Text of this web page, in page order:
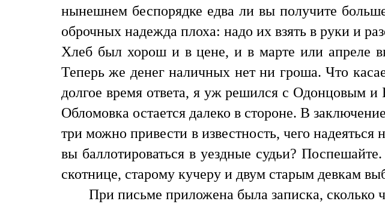
нынешнем беспорядке едва ли вы получите
оброчных надежда плоха: надо их взять в руки и
Хлеб был хорош и в цене, и в марте или апреле
Теперь же денег наличных нет ни гроша. Что
долгое время ответа, я уж решился с Одонцовым и
Обломовка остается далеко в стороне. В
три можно привести в известность, чего
вы баллотироваться в уездные судьи?
скотнице, старому кучеру и двум старым девкам
При письме приложена была записка, сколько